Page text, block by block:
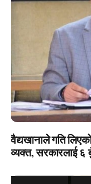
वैद्यखानाले गति
व्यक्त, सरकारलाई ६